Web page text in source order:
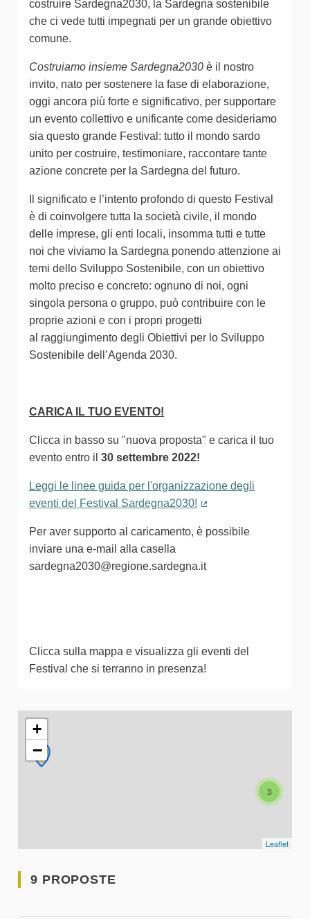
costruire Sardegna2030, la Sardegna sostenibile
che ci vede tutti impegnati per un grande obiettivo
comune.
Costruiamo insieme Sardegna2030 è il nostro
invito, nato per sostenere la fase di elaborazione,
oggi ancora più forte e significativo, per supportare
un evento collettivo e unificante come desideriamo
sia questo grande Festival: tutto il mondo sardo
unito per costruire, testimoniare, raccontare tante
azione concrete per la Sardegna del futuro.
Il significato e l’intento profondo di questo Festival
è di coinvolgere tutta la società civile, il mondo
delle imprese, gli enti locali, insomma tutti e tutte
noi che viviamo la Sardegna ponendo attenzione ai
temi dello Sviluppo Sostenibile, con un obiettivo
molto preciso e concreto: ognuno di noi, ogni
singola persona o gruppo, può contribuire con le
proprie azioni e con i propri progetti
al raggiungimento degli Obiettivi per lo Sviluppo
Sostenibile dell’Agenda 2030.
CARICA IL TUO EVENTO!
Clicca in basso su "nuova proposta" e carica il tuo
evento entro il 30 settembre 2022!
Leggi le linee guida per l'organizzazione degli
eventi del Festival Sardegna2030!
Per aver supporto al caricamento, è possibile
inviare una e-mail alla casella
sardegna2030@regione.sardegna.it
Clicca sulla mappa e visualizza gli eventi del
Festival che si terranno in presenza!
L'elemento seguente è una mappa che presenta gli
3
+
−
Leaflet
9 PROPOSTE